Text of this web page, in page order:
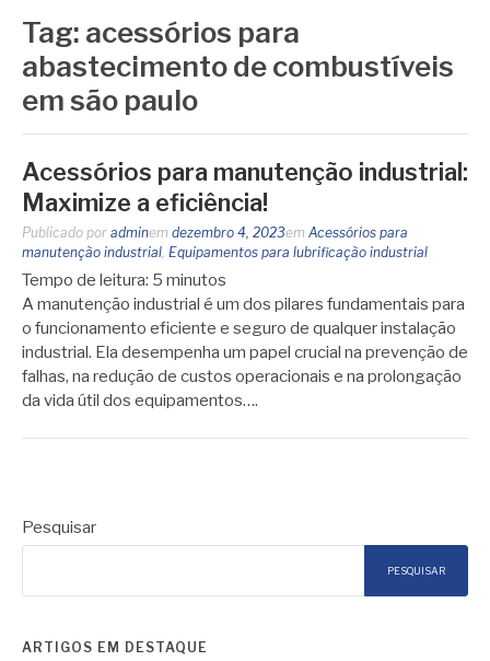
Tag: acessórios para
abastecimento de combustíveis
em são paulo
Acessórios para manutenção industrial:
Maximize a eficiência!
Publicado por adminem dezembro 4, 2023em Acessórios para
manutenção industrial, Equipamentos para lubrificação industrial
Tempo de leitura: 5 minutos
A manutenção industrial é um dos pilares fundamentais para
o funcionamento eficiente e seguro de qualquer instalação
industrial. Ela desempenha um papel crucial na prevenção de
falhas, na redução de custos operacionais e na prolongação
da vida útil dos equipamentos….
Pesquisar
PESQUISAR
ARTIGOS EM DESTAQUE